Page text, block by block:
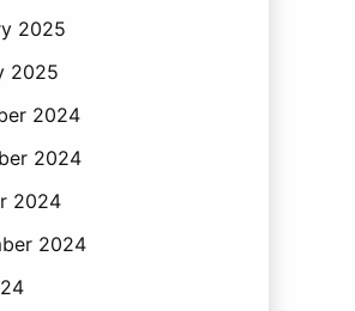
2025
2025
2024
2024
2024
2024